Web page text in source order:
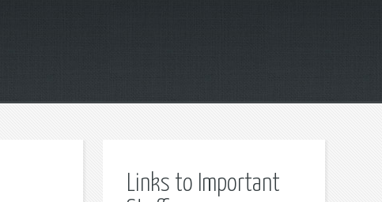
Links to Important